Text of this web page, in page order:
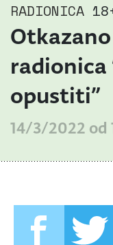
RADIONICA
radionica
opustiti”
14/3/2022 od